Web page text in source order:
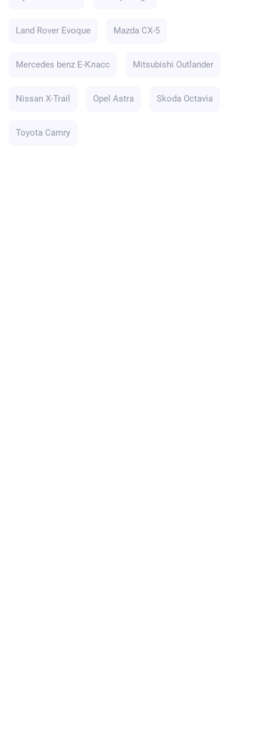
Land Rover Evoque Mazda CX-5
Mercedes benz E-Класс Mitsubishi Outlander
Nissan X-Trail Opel Astra Skoda Octavia
Toyota Camry